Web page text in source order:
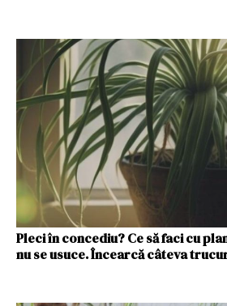
Pleci în concediu? Ce să faci cu
nu se usuce. Încearcă câteva